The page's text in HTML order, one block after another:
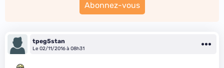
Abonnez-vous
tpeg5stan
Le 02/11/2016 à 08h31